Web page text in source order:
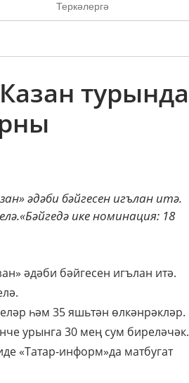
Теркәлергә
турында
әдәби бәйгесен игълан итә.
ике номинация: 18
әдәби бәйгесен игълан итә.
һәм 35 яшьтән өлкәнрәкләр.
урынга 30 мең сум биреләчәк.
«Татар-информ»да матбугат